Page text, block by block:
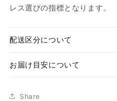
レス選びの指標となります。
配送区分について
お届け目安について
Share